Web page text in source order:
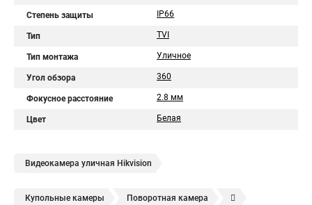
Степень защиты IP66
Тип TVI
Тип монтажа Уличное
Угол обзора 360
Фокусное расстояние 2.8 мм
Цвет Белая
Видеокамера уличная Hikvision
Купольные камеры Поворотная камера